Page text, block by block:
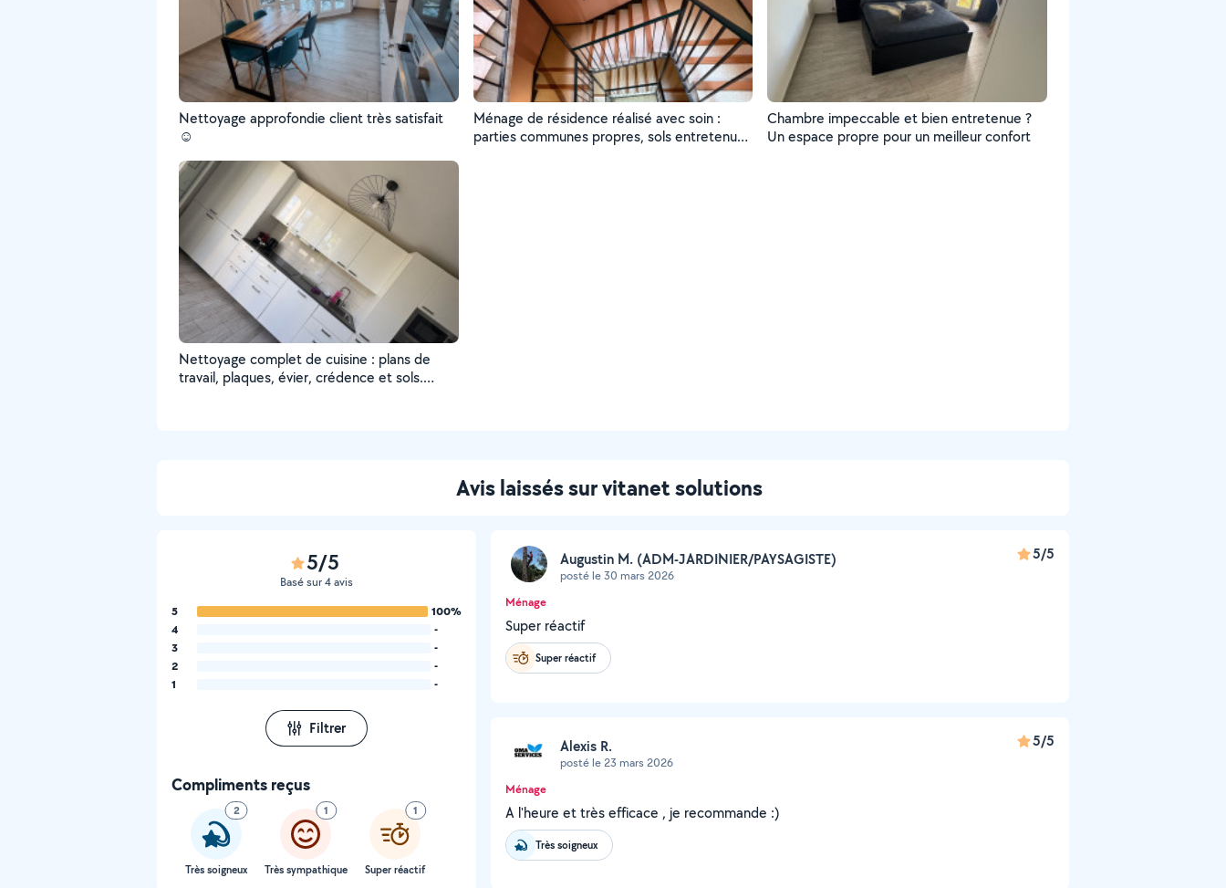
Nettoyage approfondie client très satisfait
☺️
Ménage de résidence réalisé avec soin :
parties communes propres, sols entretenus
Chambre impeccable et bien entretenue ?
Un espace propre pour un meilleur confort
Nettoyage complet de cuisine : plans de
travail, plaques, évier, crédence et sols.
Avis laissés sur vitanet solutions
5/5
Basé sur 4 avis
5
100%
4
-
3
-
2
-
1
-
Filtrer
Compliments reçus
2
Très soigneux
1
Très sympathique
1
Super réactif
Augustin M. (ADM-JARDINIER/PAYSAGISTE)
posté le 30 mars 2026
5/5
Ménage
Super réactif
Super réactif
Alexis R.
posté le 23 mars 2026
5/5
Ménage
A l'heure et très efficace , je recommande :)
Très soigneux